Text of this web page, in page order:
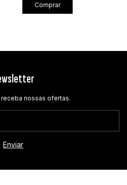
Comprar
nossas ofertas.